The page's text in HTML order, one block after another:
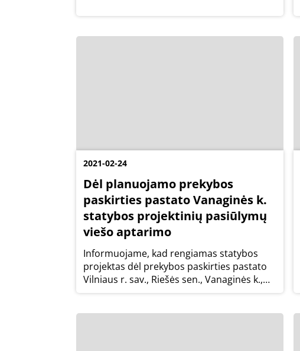
atskirties...
2021-02-24
Dėl planuojamo prekybos
paskirties pastato Vanaginės k.
statybos projektinių pasiūlymų
viešo aptarimo
Informuojame, kad rengiamas statybos
projektas dėl prekybos paskirties pastato
Vilniaus r. sav., Riešės sen., Vanaginės k.,
Daujoto g. 30.